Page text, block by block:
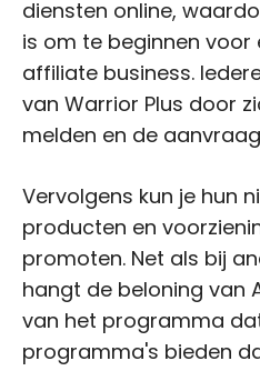
diensten online,
is om te beginnen voor
affiliate business.
van Warrior Plus door
melden en de
Vervolgens kun je hun
producten en
promoten. Net als bij
hangt de beloning van
van het programma
programma's bieden